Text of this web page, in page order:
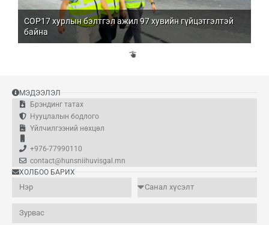
COP17 хурлын бэлтгэл ажил 97 хувийн гүйцэтгэлтэй
байна
МЭДЭЭЛЭЛ
Брэндинг татах
Нууцлалын бодлого
Үйлчилгээний нөхцөл
+976-77990110
contact@hunsniihuvisgal.mn
ХОЛБОО БАРИХ